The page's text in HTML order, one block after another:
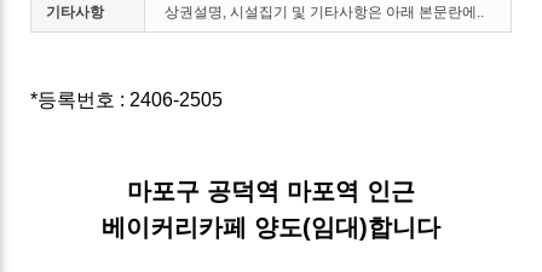
기타사항 상권설명, 시설집기 및 기타사항은 아래 본문란에..
*등록번호 : 2406-2505
마포구 공덕역 마포역 인근
베이커리카페 양도(임대)합니다